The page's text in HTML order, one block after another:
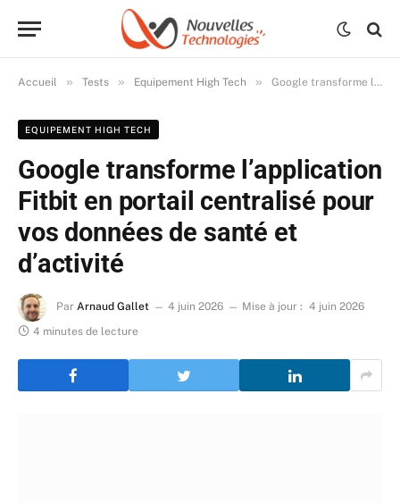
Accueil » Tests » Equipement High Tech » Google transforme l’application Fitbit en portail centralisé pour vos données de santé et d’activité
EQUIPEMENT HIGH TECH
Google transforme l’application
Fitbit en portail centralisé pour
vos données de santé et
d’activité
Par Arnaud Gallet 4 juin 2026 Mise à jour : 4 juin 2026
4 minutes de lecture